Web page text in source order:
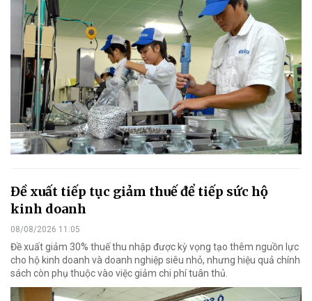
Đề xuất tiếp tục giảm thuế để tiếp sức hộ
kinh doanh
08/08/2026 11:05
Đề xuất giảm 30% thuế thu nhập được kỳ vọng tạo thêm nguồn lực
cho hộ kinh doanh và doanh nghiệp siêu nhỏ, nhưng hiệu quả chính
sách còn phụ thuộc vào việc giảm chi phí tuân thủ.